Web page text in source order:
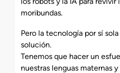
moribundas.
Pero la tecnología por sí
solución.
Tenemos que hacer un
nuestras lenguas maternas